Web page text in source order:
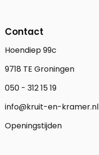
Contact
Hoendiep 99c
9718 TE Groningen
050 - 312 15 19
info@kruit-en-kramer.nl
Openingstijden